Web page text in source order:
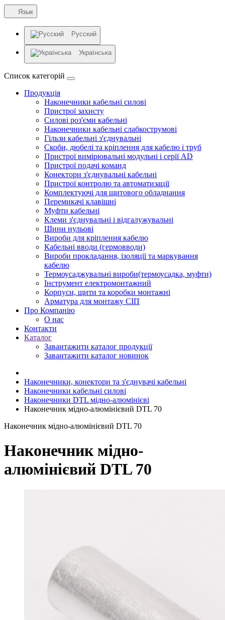
Язык
Русский
Українська
Список категорій
Продукція
Наконечники кабельні силові
Пристрої захисту
Силові роз'єми кабельні
Наконечники кабельні слабкострумові
Гільзи кабельні з'єднувальні
Скоби, дюбелі та кріплення для кабелю і труб
Пристрої вимірювальні модульні і серії AD
Пристрої подачі команд
Конектори з'єднувальні кабельні
Пристрої контролю та автоматизації
Комплектуючі для щитового обладнання
Перемикачі клавішні
Муфти кабельні
Клеми з'єднувальні і відгалужувальні
Шини нульові
Вироби для кріплення кабелю
Кабельні вводи (гермовводи)
Вироби прокладання, iзоляції та маркування
кабелю
Термоусаджувальні вироби(термоусадка, муфти)
Інструмент електромонтажний
Корпуси, щити та коробки монтажні
Арматура для монтажу СІП
Про Компанію
О нас
Контакти
Каталог
Завантажити каталог продукції
Завантажити каталог новинок
Наконечники, конектори та з'єднувачі кабельні
Наконечники кабельні силові
Наконечники DTL мідно-алюмінієві
Наконечник мідно-алюмінієвий DTL 70
Наконечник мідно-алюмінієвий DTL 70
Наконечник мідно-
алюмінієвий DTL 70